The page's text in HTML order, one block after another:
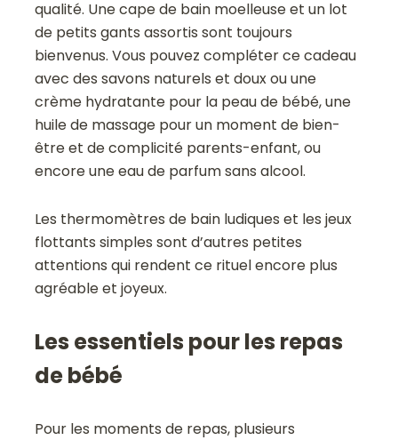
qualité. Une cape de bain moelleuse et un lot
de petits gants assortis sont toujours
bienvenus. Vous pouvez compléter ce cadeau
avec des savons naturels et doux ou une
crème hydratante pour la peau de bébé, une
huile de massage pour un moment de bien-
être et de complicité parents-enfant, ou
encore une eau de parfum sans alcool.
Les thermomètres de bain ludiques et les jeux
flottants simples sont d’autres petites
attentions qui rendent ce rituel encore plus
agréable et joyeux.
Les essentiels pour les repas
de bébé
Pour les moments de repas, plusieurs